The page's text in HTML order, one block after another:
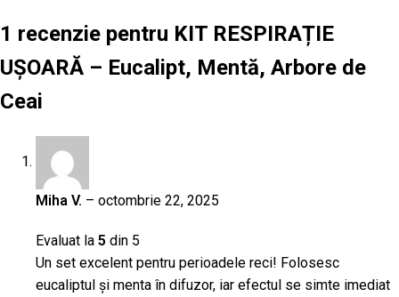
1 recenzie pentru KIT RESPIRAȚIE
UȘOARĂ – Eucalipt, Mentă, Arbore de
Ceai
Miha V. – octombrie 22, 2025
Evaluat la 5 din 5
Un set excelent pentru perioadele reci! Folosesc
eucaliptul și menta în difuzor, iar efectul se simte imediat